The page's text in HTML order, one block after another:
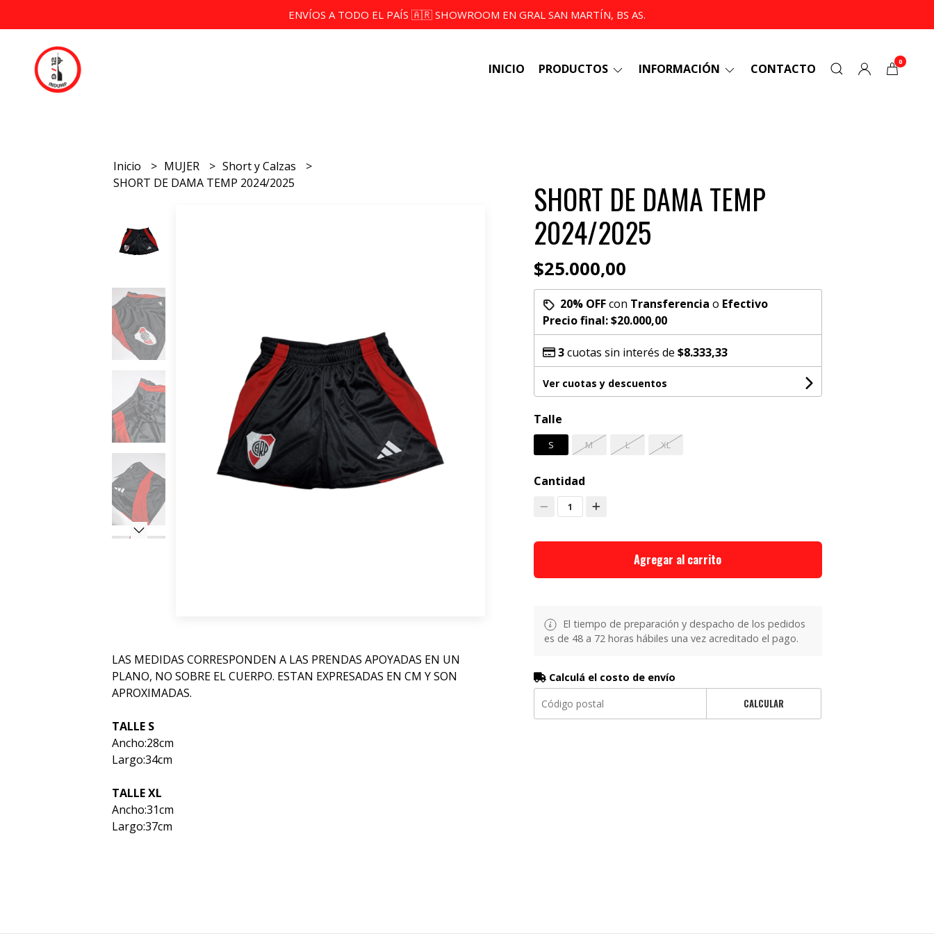
ENVÍOS A TODO EL PAÍS 🇦🇷 SHOWROOM EN GRAL SAN MARTÍN, BS AS.
INICIO PRODUCTOS INFORMACIÓN CONTACTO 0
Inicio MUJER
Short y Calzas
SHORT DE DAMA TEMP 2024/2025
LAS MEDIDAS CORRESPONDEN A LAS PRENDAS APOYADAS EN UN
PLANO, NO SOBRE EL CUERPO. ESTAN EXPRESADAS EN CM Y SON
APROXIMADAS.
TALLE S
Ancho:28cm
Largo:34cm
TALLE XL
Ancho:31cm
Largo:37cm
SHORT DE DAMA TEMP
2024/2025
$25.000,00
20% OFFcon Transferencia o Efectivo
Precio final:$20.000,00
3cuotas sin interés de $8.333,33
Ver cuotas y descuentos
Talle
S M L XL
Cantidad
1
Agregar al carrito
El tiempo de preparación y despacho de los pedidos
es de 48 a 72 horas hábiles una vez acreditado el pago.
Calculá el costo de envío
CALCULAR